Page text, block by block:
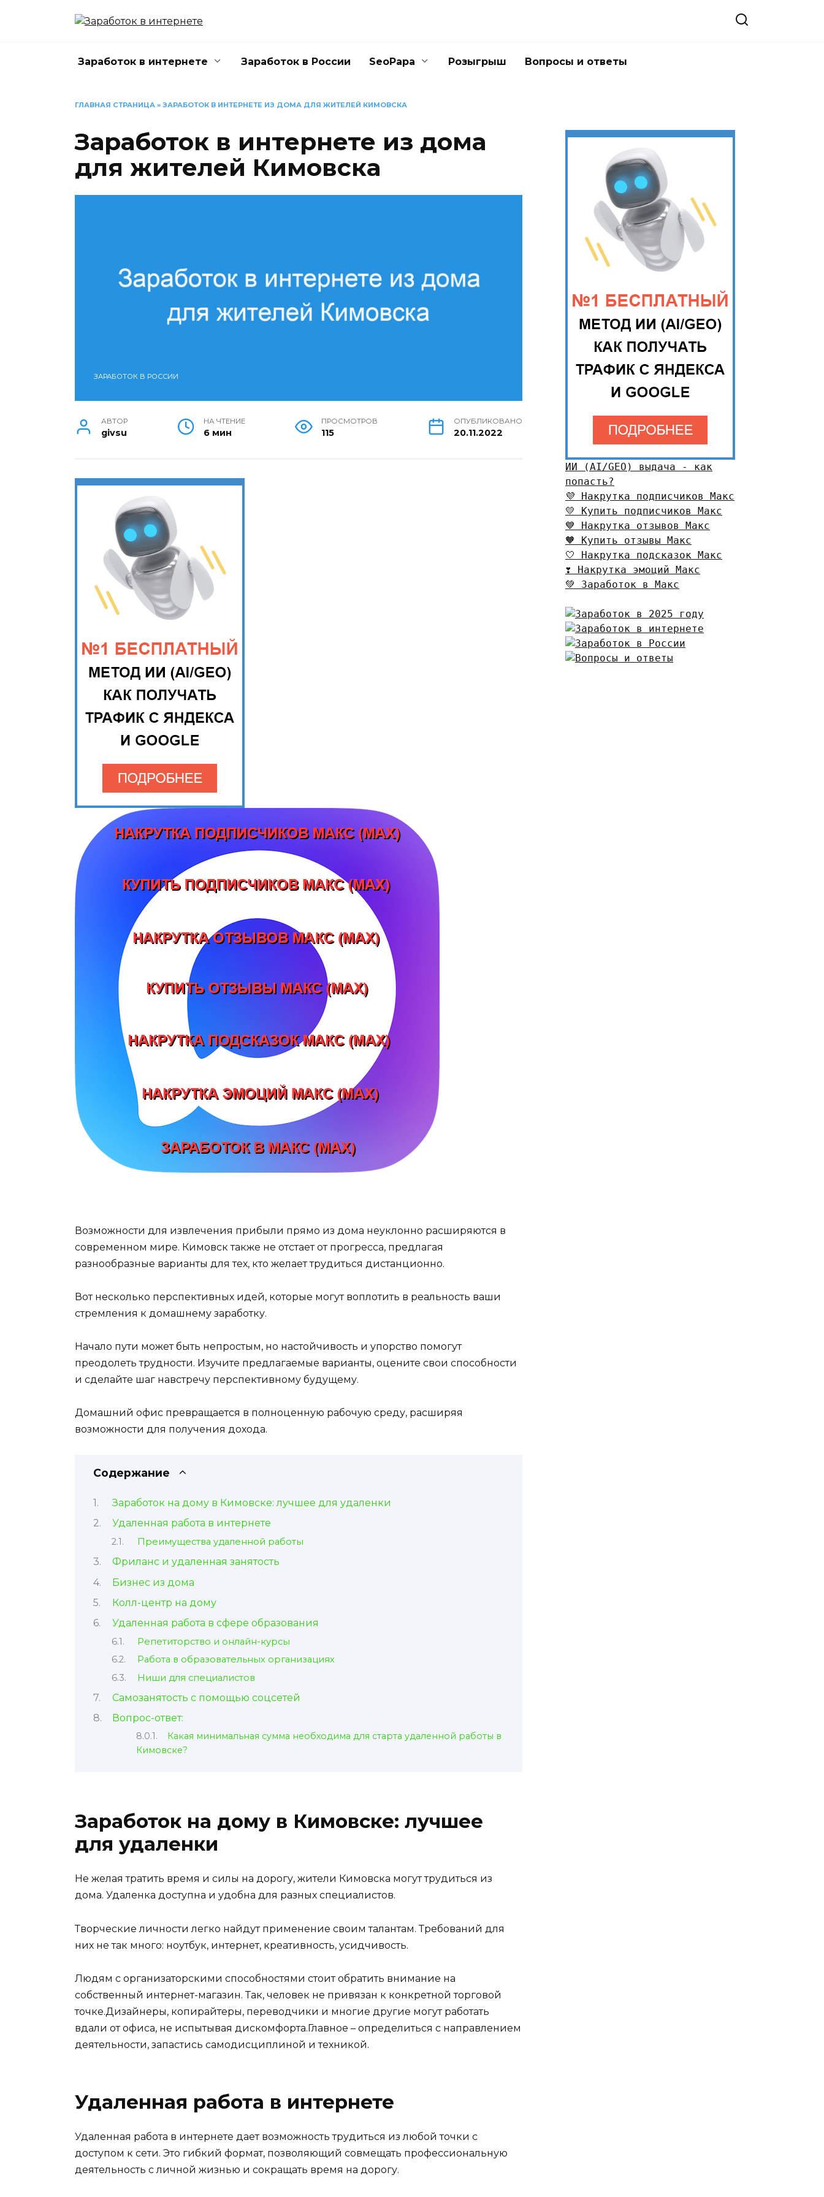
Заработок в интернете Заработок в России SeoPapa Розыгрыш Вопросы и ответы
ГЛАВНАЯ СТРАНИЦА » ЗАРАБОТОК В ИНТЕРНЕТЕ ИЗ ДОМА ДЛЯ ЖИТЕЛЕЙ КИМОВСКА
Заработок в интернете из дома
для жителей Кимовска
ЗАРАБОТОК В РОССИИ
АВТОР
givsu
НА ЧТЕНИЕ
6 мин
ПРОСМОТРОВ
115
ОПУБЛИКОВАНО
20.11.2022
Возможности для извлечения прибыли прямо из дома неуклонно расширяются в
современном мире. Кимовск также не отстает от прогресса, предлагая
разнообразные варианты для тех, кто желает трудиться дистанционно.
Вот несколько перспективных идей, которые могут воплотить в реальность ваши
стремления к домашнему заработку.
Начало пути может быть непростым, но настойчивость и упорство помогут
преодолеть трудности. Изучите предлагаемые варианты, оцените свои способности
и сделайте шаг навстречу перспективному будущему.
Домашний офис превращается в полноценную рабочую среду, расширяя
возможности для получения дохода.
Содержание
Заработок на дому в Кимовске: лучшее для удаленки
Удаленная работа в интернете
Преимущества удаленной работы
Фриланс и удаленная занятость
Бизнес из дома
Колл-центр на дому
Удаленная работа в сфере образования
Репетиторство и онлайн-курсы
Работа в образовательных организациях
Ниши для специалистов
Самозанятость с помощью соцсетей
Вопрос-ответ:
Какая минимальная сумма необходима для старта удаленной работы в
Кимовске?
Заработок на дому в Кимовске: лучшее
для удаленки
Не желая тратить время и силы на дорогу, жители Кимовска могут трудиться из
дома. Удаленка доступна и удобна для разных специалистов.
Творческие личности легко найдут применение своим талантам. Требований для
них не так много: ноутбук, интернет, креативность, усидчивость.
Людям с организаторскими способностями стоит обратить внимание на
собственный интернет-магазин. Так, человек не привязан к конкретной торговой
точке.Дизайнеры, копирайтеры, переводчики и многие другие могут работать
вдали от офиса, не испытывая дискомфорта.Главное – определиться с направлением
деятельности, запастись самодисциплиной и техникой.
Удаленная работа в интернете
Удаленная работа в интернете дает возможность трудиться из любой точки с
доступом к сети. Это гибкий формат, позволяющий совмещать профессиональную
деятельность с личной жизнью и сокращать время на дорогу.
ИИ (AI/GEO) выдача - как
попасть?
💜 Накрутка подписчиков Макс
💛 Купить подписчиков Макс
💙 Накрутка отзывов Макс
🧡 Купить отзывы Макс
🤍 Накрутка подсказок Макс
❣️ Накрутка эмоций Макс
💚 Заработок в Макс